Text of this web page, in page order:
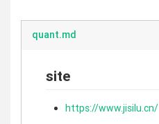
quant.md
site
https://www.jisilu.cn/